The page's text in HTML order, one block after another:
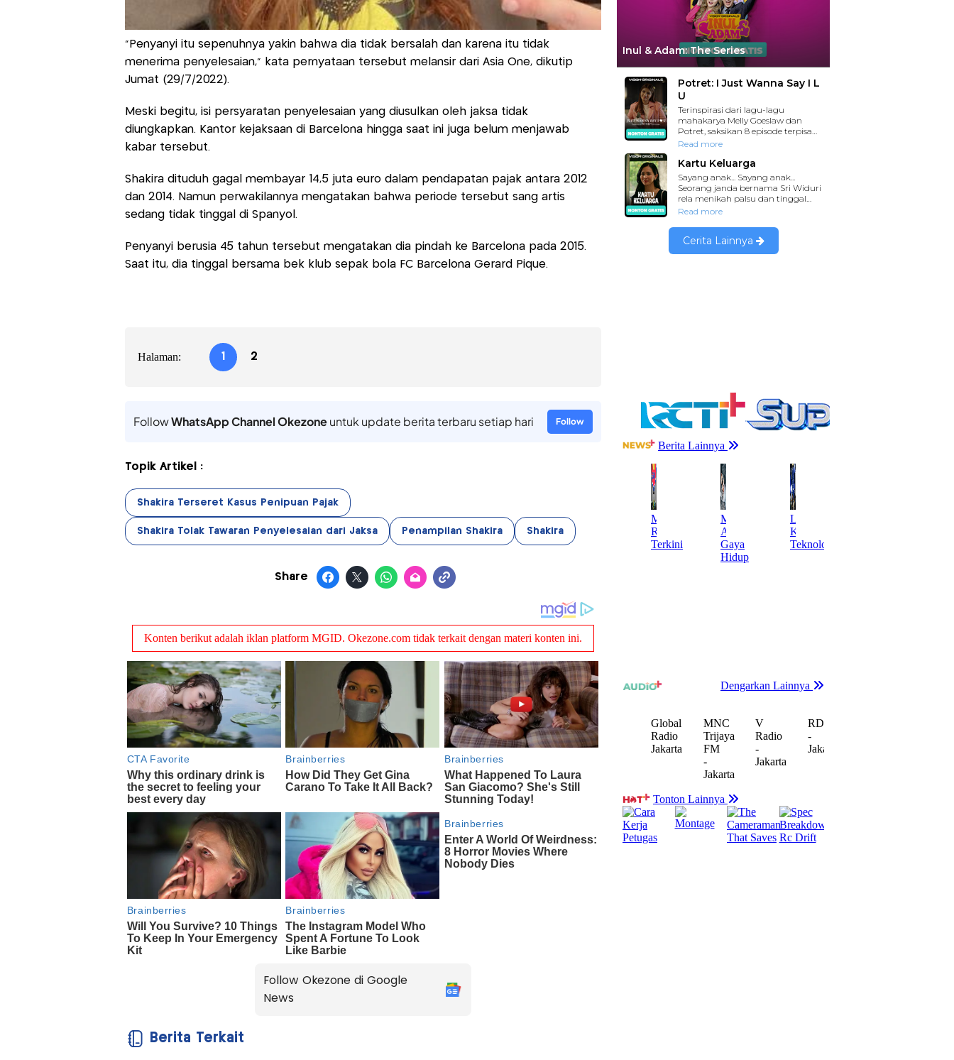
"Penyanyi itu sepenuhnya yakin bahwa dia tidak bersalah dan karena itu tidak
menerima penyelesaian," kata pernyataan tersebut melansir dari Asia One, dikutip
Jumat (29/7/2022).
Meski begitu, isi persyaratan penyelesaian yang diusulkan oleh jaksa tidak
diungkapkan. Kantor kejaksaan di Barcelona hingga saat ini juga belum menjawab
kabar tersebut.
Shakira dituduh gagal membayar 14,5 juta euro dalam pendapatan pajak antara 2012
dan 2014. Namun perwakilannya mengatakan bahwa periode tersebut sang artis
sedang tidak tinggal di Spanyol.
Penyanyi berusia 45 tahun tersebut mengatakan dia pindah ke Barcelona pada 2015.
Saat itu, dia tinggal bersama bek klub sepak bola FC Barcelona Gerard Pique.
Halaman: 1 2
FollowWhatsApp Channel Okezoneuntuk update berita terbaru setiap hari Follow
Topik Artikel :
Shakira Terseret Kasus Penipuan Pajak
Shakira Tolak Tawaran Penyelesaian dari Jaksa Penampilan Shakira Shakira
Share
Follow Okezone di Google
News
Berita Terkait